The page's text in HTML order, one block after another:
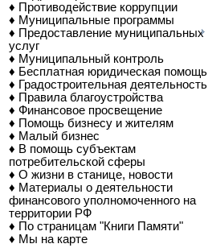
♦ Противодействие коррупции
♦ Муниципальные программы
♦ Предоставление муниципальных
услуг
♦ Муниципальный контроль
♦ Бесплатная юридическая помощь
♦ Градостроительная деятельность
♦ Правила благоустройства
♦ Финансовое просвещение
♦ Помощь бизнесу и жителям
♦ Малый бизнес
♦ В помощь субъектам
потребительской сферы
♦ О жизни в станице, новости
♦ Материалы о деятельности
финансового уполномоченного на
территории РФ
♦ По страницам "Книги Памяти"
♦ Мы на карте